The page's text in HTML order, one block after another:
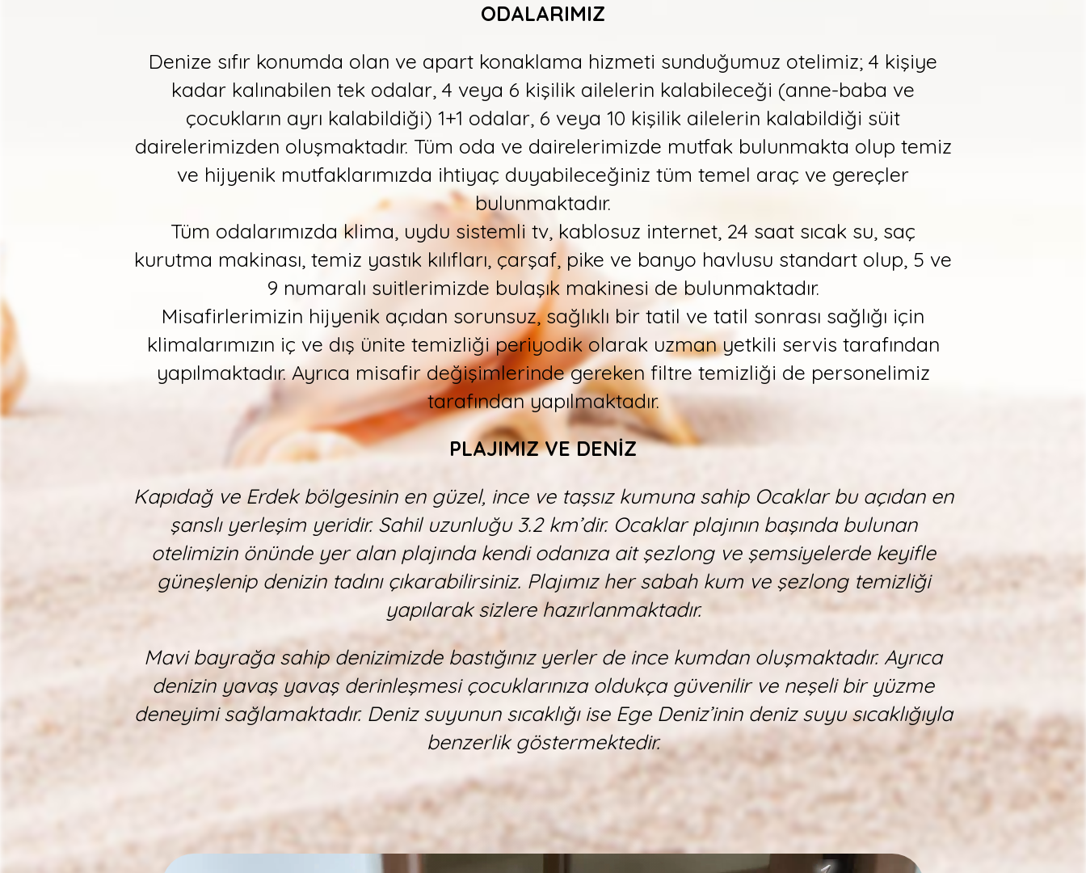
ODALARIMIZ
Denize sıfır konumda olan ve apart konaklama hizmeti sunduğumuz otelimiz; 4 kişiye
kadar kalınabilen tek odalar, 4 veya 6 kişilik ailelerin kalabileceği (anne-baba ve
çocukların ayrı kalabildiği) 1+1 odalar, 6 veya 10 kişilik ailelerin kalabildiği süit
dairelerimizden oluşmaktadır. Tüm oda ve dairelerimizde mutfak bulunmakta olup temiz
ve hijyenik mutfaklarımızda ihtiyaç duyabileceğiniz tüm temel araç ve gereçler
bulunmaktadır.
Tüm odalarımızda klima, uydu sistemli tv, kablosuz internet, 24 saat sıcak su, saç
kurutma makinası, temiz yastık kılıfları, çarşaf, pike ve banyo havlusu standart olup, 5 ve
9 numaralı suitlerimizde bulaşık makinesi de bulunmaktadır.
Misafirlerimizin hijyenik açıdan sorunsuz, sağlıklı bir tatil ve tatil sonrası sağlığı için
klimalarımızın iç ve dış ünite temizliği periyodik olarak uzman yetkili servis tarafından
yapılmaktadır. Ayrıca misafir değişimlerinde gereken filtre temizliği de personelimiz
tarafından yapılmaktadır.
PLAJIMIZ VE DENİZ
Kapıdağ ve Erdek bölgesinin en güzel, ince ve taşsız kumuna sahip Ocaklar bu açıdan en
şanslı yerleşim yeridir. Sahil uzunluğu 3.2 km’dir. Ocaklar plajının başında bulunan
otelimizin önünde yer alan plajında kendi odanıza ait şezlong ve şemsiyelerde keyifle
güneşlenip denizin tadını çıkarabilirsiniz. Plajımız her sabah kum ve şezlong temizliği
yapılarak sizlere hazırlanmaktadır.
Mavi bayrağa sahip denizimizde bastığınız yerler de ince kumdan oluşmaktadır. Ayrıca
denizin yavaş yavaş derinleşmesi çocuklarınıza oldukça güvenilir ve neşeli bir yüzme
deneyimi sağlamaktadır. Deniz suyunun sıcaklığı ise Ege Deniz’inin deniz suyu sıcaklığıyla
benzerlik göstermektedir.